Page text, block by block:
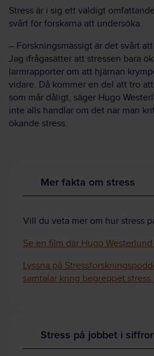
Stress är i sig ett väldigt
svårt för forskarna att undersöka.
– Forskningsmässigt är det svårt
Jag ifrågasätter att stressen bara
larmrapporter om att hjärnan
vidare. Då kommer en del att tro
som mår dåligt, säger Hugo
inte alls handlar om det när man
ökande stress.
Mer fakta om stress
Vill du veta mer om hur stress
Se en film där Hugo
Lyssna på
samtalar kring begreppet stress.
Stress på jobbet i siffror